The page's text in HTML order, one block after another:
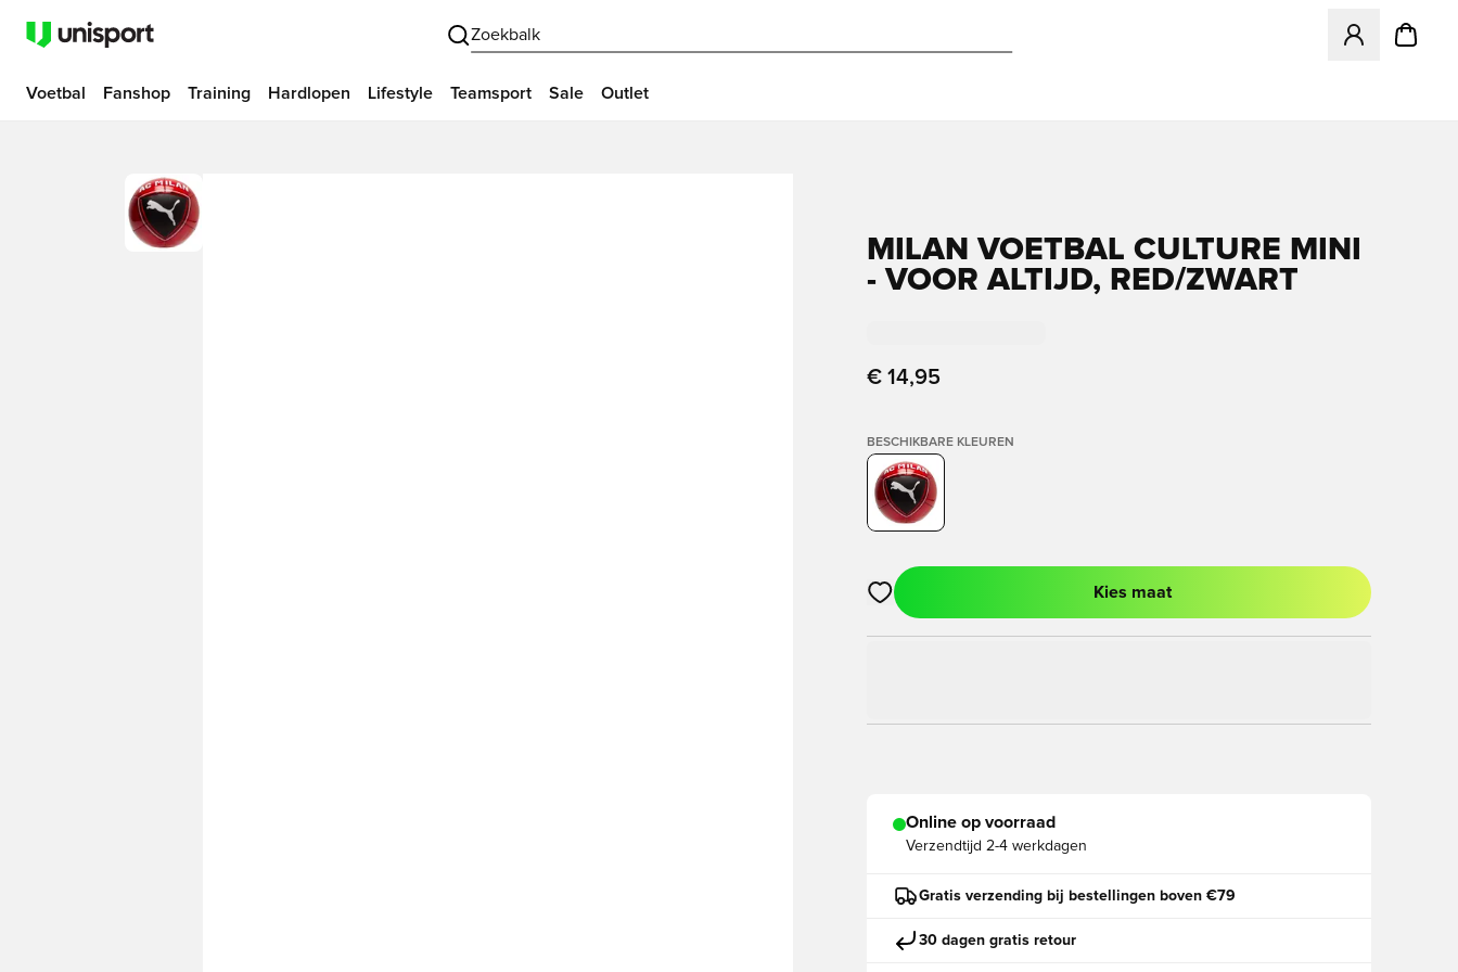
Zoekbalk
Opent een
Voetbal Fanshop Training Hardlopen Lifestyle Teamsport Sale Outlet
MILAN VOETBAL CULTURE MINI
- VOOR ALTIJD, RED/ZWART
€ 14,95
BESCHIKBARE KLEUREN
Opent een venster om in te loggen of je aan te melden als lid
Kies maat
Online op voorraad
Verzendtijd 2-4 werkdagen
Gratis verzending bij bestellingen boven €79
30 dagen gratis retour